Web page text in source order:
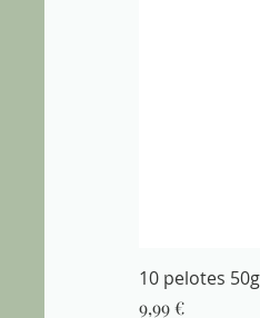
10 pelotes
Prix
9,99 €